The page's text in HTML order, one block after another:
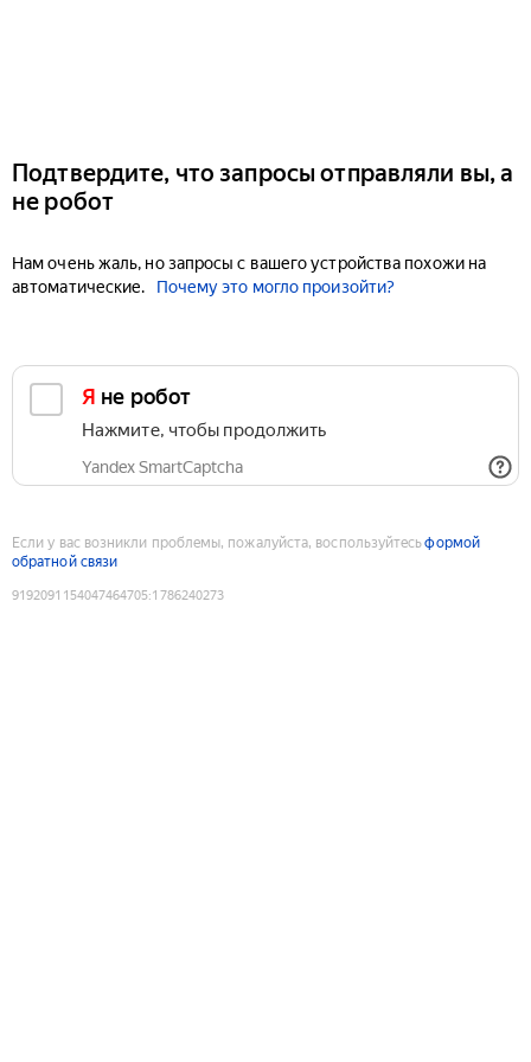
Подтвердите, что запросы отправляли вы, а
не робот
Нам очень жаль, но запросы с вашего устройства похожи на
автоматические.
Почему это могло произойти?
Я не робот
Нажмите, чтобы продолжить
Yandex SmartCaptcha
Если у вас возникли проблемы, пожалуйста, воспользуйтесьформой
обратной связи
9192091154047464705:1786240273